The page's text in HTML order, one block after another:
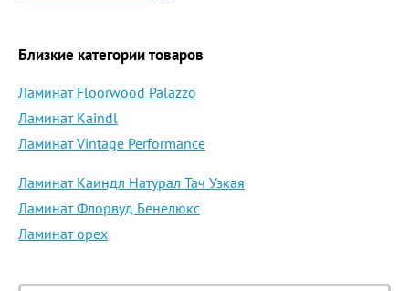
Близкие категории товаров
Ламинат Floorwood Palazzo
Ламинат Kaindl
Ламинат Vintage Performance
Ламинат Каиндл Натурал Тач Узкая
Ламинат Флорвуд Бенелюкс
Ламинат орех